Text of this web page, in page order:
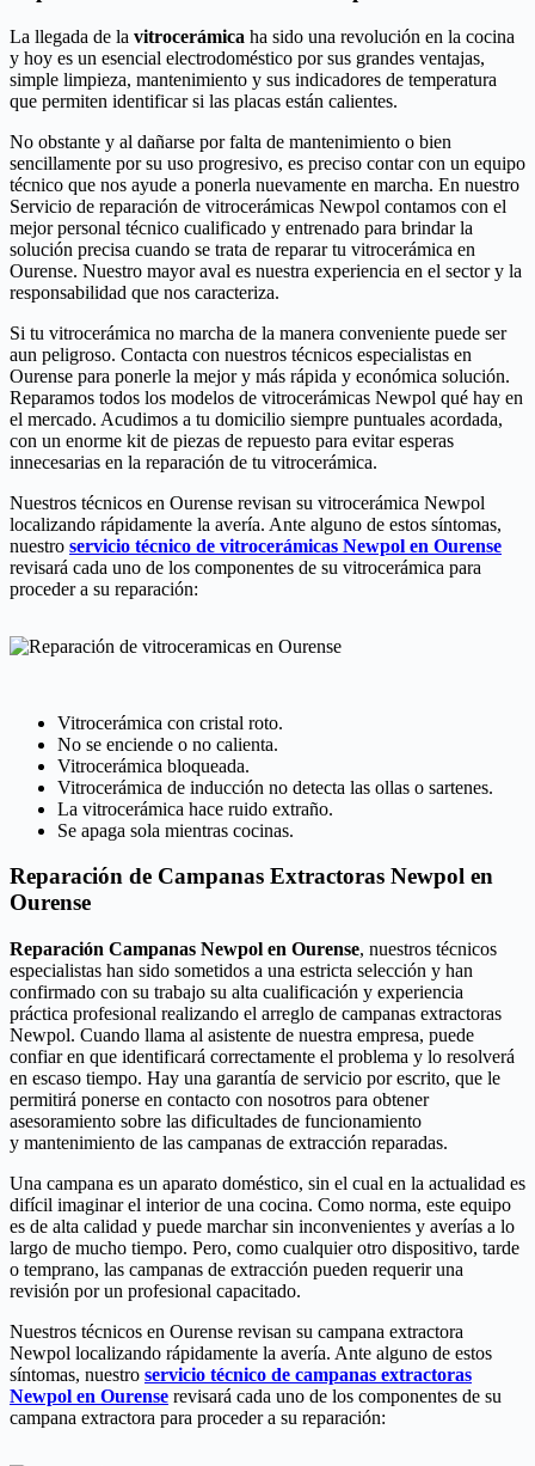
La llegada de la vitrocerámica ha sido una revolución en la cocina
y hoy es un esencial electrodoméstico por sus grandes ventajas,
simple limpieza, mantenimiento y sus indicadores de temperatura
que permiten identificar si las placas están calientes.
No obstante y al dañarse por falta de mantenimiento o bien
sencillamente por su uso progresivo, es preciso contar con un equipo
técnico que nos ayude a ponerla nuevamente en marcha. En nuestro
Servicio de reparación de vitrocerámicas Newpol contamos con el
mejor personal técnico cualificado y entrenado para brindar la
solución precisa cuando se trata de reparar tu vitrocerámica en
Ourense. Nuestro mayor aval es nuestra experiencia en el sector y la
responsabilidad que nos caracteriza.
Si tu vitrocerámica no marcha de la manera conveniente puede ser
aun peligroso. Contacta con nuestros técnicos especialistas en
Ourense para ponerle la mejor y más rápida y económica solución.
Reparamos todos los modelos de vitrocerámicas Newpol qué hay en
el mercado. Acudimos a tu domicilio siempre puntuales acordada,
con un enorme kit de piezas de repuesto para evitar esperas
innecesarias en la reparación de tu vitrocerámica.
Nuestros técnicos en Ourense revisan su vitrocerámica Newpol
localizando rápidamente la avería. Ante alguno de estos síntomas,
nuestro servicio técnico de vitrocerámicas Newpol en Ourense
revisará cada uno de los componentes de su vitrocerámica para
proceder a su reparación:
Vitrocerámica con cristal roto.
No se enciende o no calienta.
Vitrocerámica bloqueada.
Vitrocerámica de inducción no detecta las ollas o sartenes.
La vitrocerámica hace ruido extraño.
Se apaga sola mientras cocinas.
Reparación de Campanas Extractoras Newpol en
Ourense
Reparación Campanas Newpol en Ourense, nuestros técnicos
especialistas han sido sometidos a una estricta selección y han
confirmado con su trabajo su alta cualificación y experiencia
práctica profesional realizando el arreglo de campanas extractoras
Newpol. Cuando llama al asistente de nuestra empresa, puede
confiar en que identificará correctamente el problema y lo resolverá
en escaso tiempo. Hay una garantía de servicio por escrito, que le
permitirá ponerse en contacto con nosotros para obtener
asesoramiento sobre las dificultades de funcionamiento
y mantenimiento de las campanas de extracción reparadas.
Una campana es un aparato doméstico, sin el cual en la actualidad es
difícil imaginar el interior de una cocina. Como norma, este equipo
es de alta calidad y puede marchar sin inconvenientes y averías a lo
largo de mucho tiempo. Pero, como cualquier otro dispositivo, tarde
o temprano, las campanas de extracción pueden requerir una
revisión por un profesional capacitado.
Nuestros técnicos en Ourense revisan su campana extractora
Newpol localizando rápidamente la avería. Ante alguno de estos
síntomas, nuestro servicio técnico de campanas extractoras
Newpol en Ourense revisará cada uno de los componentes de su
campana extractora para proceder a su reparación: